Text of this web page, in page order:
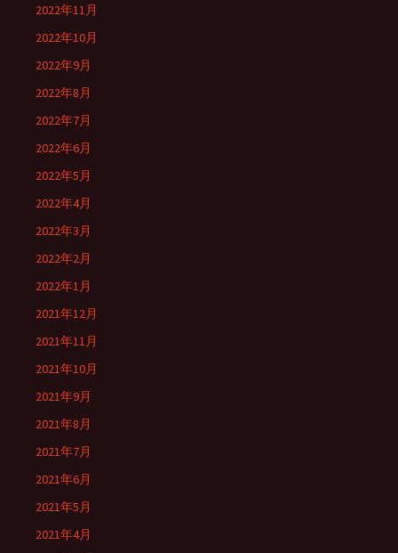
2022年11月
2022年10月
2022年9月
2022年8月
2022年7月
2022年6月
2022年5月
2022年4月
2022年3月
2022年2月
2022年1月
2021年12月
2021年11月
2021年10月
2021年9月
2021年8月
2021年7月
2021年6月
2021年5月
2021年4月